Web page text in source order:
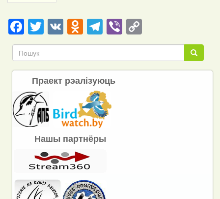
page
Facebook
Twitter
VKOdnoklassniki
Telegram
ViberCopy
Link Пошук
Пошук
Праект рэалізуюць
Нашы партнёры